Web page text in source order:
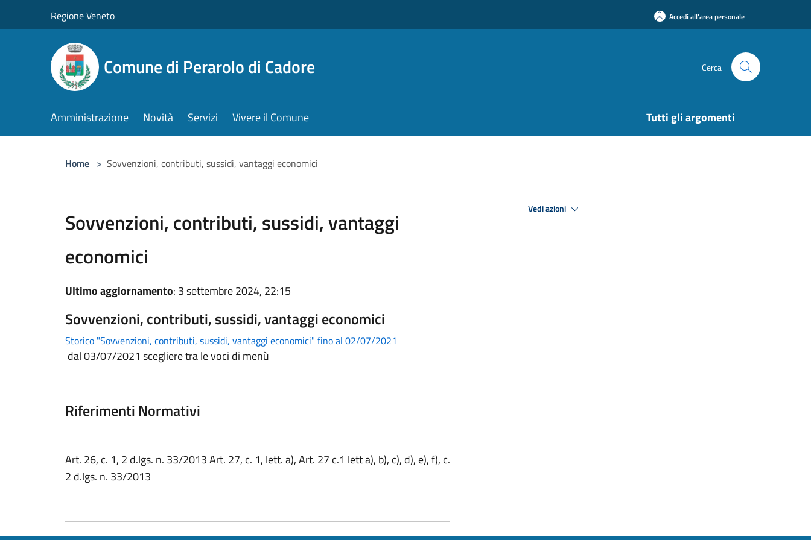
Regione Veneto Accedi all'area personale
Comune di Perarolo di Cadore Cerca
Amministrazione Novità Servizi Vivere il Comune Tutti gli argomenti
Home > Sovvenzioni, contributi, sussidi, vantaggi economici
Sovvenzioni, contributi, sussidi, vantaggi
economici
Ultimo aggiornamento: 3 settembre 2024, 22:15
Sovvenzioni, contributi, sussidi, vantaggi economici
Storico "Sovvenzioni, contributi, sussidi, vantaggi economici" fino al 02/07/2021
dal 03/07/2021 scegliere tra le voci di menù
Riferimenti Normativi
Art. 26, c. 1, 2 d.lgs. n. 33/2013 Art. 27, c. 1, lett. a), Art. 27 c.1 lett a), b), c), d), e), f), c.
2 d.lgs. n. 33/2013
Vedi azioni